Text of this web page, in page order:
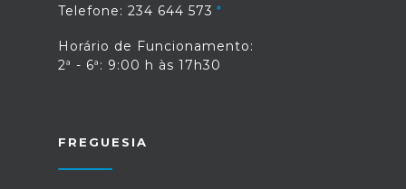
Telefone: 234 644 573
Horário de Funcionamento:
2ª - 6ª: 9:00 h às 17h30
FREGUESIA